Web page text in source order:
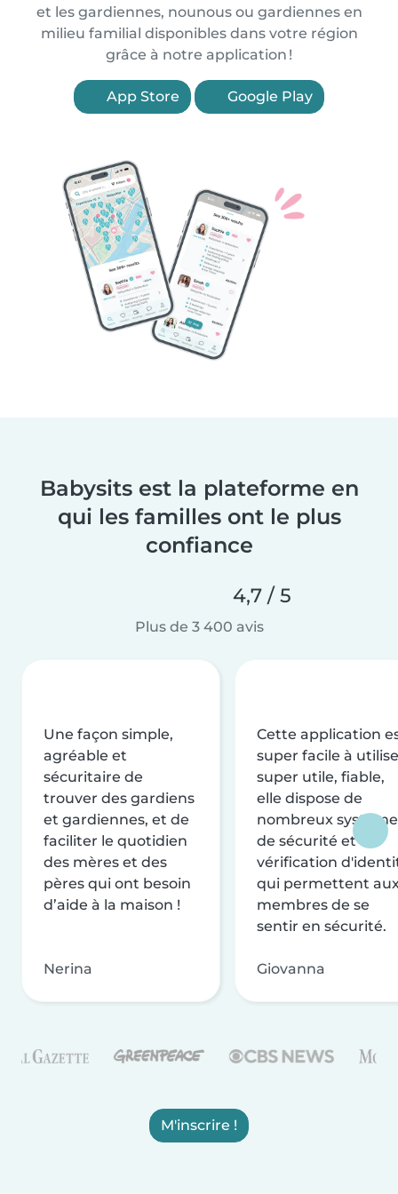
et les gardiennes, nounous ou gardiennes en
milieu familial disponibles dans votre région
grâce à notre application !
App Store Google Play
Babysits est la plateforme en
qui les familles ont le plus
confiance
4,7 / 5
Plus de 3 400 avis
Une façon simple,
agréable et
sécuritaire de
trouver des gardiens
et gardiennes, et de
faciliter le quotidien
des mères et des
pères qui ont besoin
d’aide à la maison !
Nerina
Cette application
super facile à
super utile, fiable,
elle dispose de
nombreux
de sécurité et de
vérification
qui permettent
membres de se
sentir en sécurité.
Giovanna
M'inscrire !